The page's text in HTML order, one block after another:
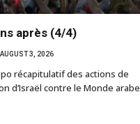
après (4/4)
AUGUST 3, 2026
récapitulatif des actions de
d’Israël contre le Monde arabe